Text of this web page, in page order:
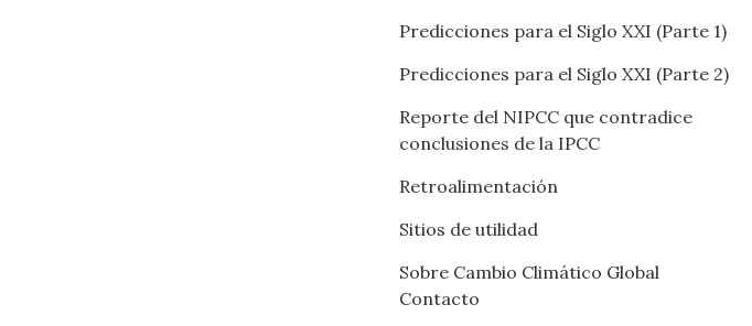
Predicciones para el Siglo XXI (Parte 1)
Predicciones para el Siglo XXI (Parte 2)
Reporte del NIPCC que contradice
conclusiones de la IPCC
Retroalimentación
Sitios de utilidad
Sobre Cambio Climático Global
Contacto